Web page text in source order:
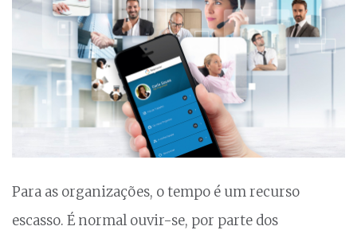
Para as organizações, o tempo é um recurso
escasso. É normal ouvir-se, por parte dos